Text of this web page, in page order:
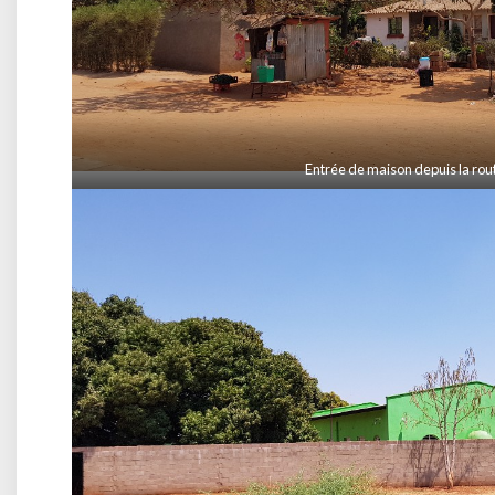
Entrée de maison depuis la